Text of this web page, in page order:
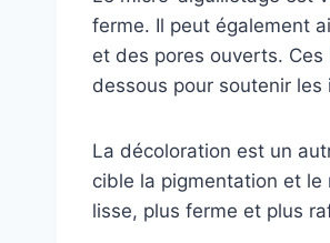
ferme. Il peut également
et des pores ouverts.
dessous pour soutenir les
La décoloration est un
cible la pigmentation et
lisse, plus ferme et plus